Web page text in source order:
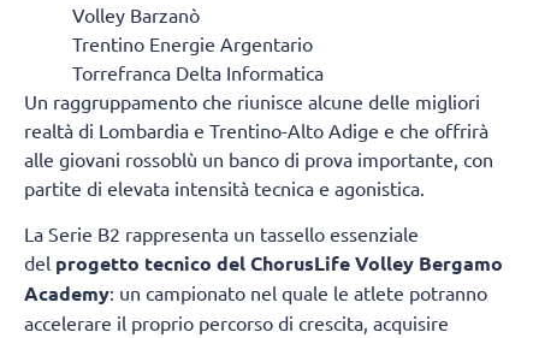
Volley Barzanò
Trentino Energie Argentario
Torrefranca Delta Informatica
Un raggruppamento che riunisce alcune delle migliori
realtà di Lombardia e Trentino-Alto Adige e che offrirà
alle giovani rossoblù un banco di prova importante, con
partite di elevata intensità tecnica e agonistica.
La Serie B2 rappresenta un tassello essenziale
del progetto tecnico del ChorusLife Volley Bergamo
Academy: un campionato nel quale le atlete potranno
accelerare il proprio percorso di crescita, acquisire